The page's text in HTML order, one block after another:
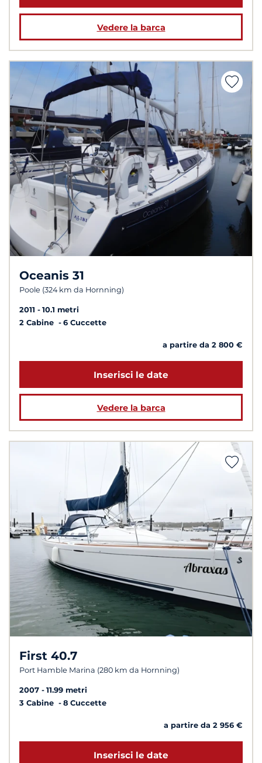
Vedere la barca
Oceanis 31
Poole (324 km da Hornning)
2011
10.1 metri
2 Cabine
6 Cuccette
a partire da 2 800 €
Inserisci le date
Vedere la barca
First 40.7
Port Hamble Marina (280 km da Hornning)
2007
11.99 metri
3 Cabine
8 Cuccette
a partire da 2 956 €
Inserisci le date